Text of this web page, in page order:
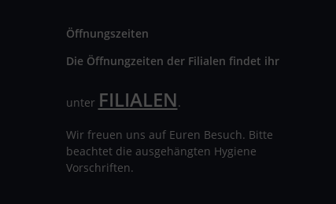
Öffnungszeiten
Die Öffnungzeiten der Filialen findet ihr
unter FILIALEN.
Wir freuen uns auf Euren Besuch. Bitte
beachtet die ausgehängten Hygiene
Vorschriften.